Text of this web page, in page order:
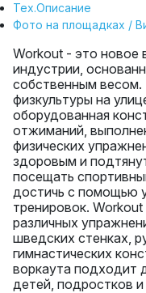
Тех.Описание
Фото на площадках /
Workout - это новое
индустрии,
собственным
физкультуры на
оборудованная
отжиманий,
физических
здоровым и
посещать
достичь с помощью
тренировок.
различных
шведских стенках,
гимнастических
воркаута подходит
детей, подростков